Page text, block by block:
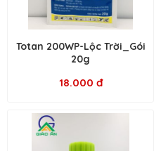
Totan 200WP-Lộc Trời_Gói
20g
18.000 đ